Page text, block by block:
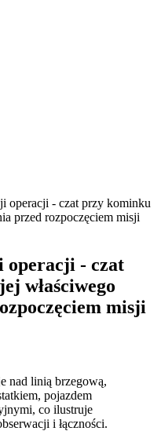
operacji - czat przy kominku
przed rozpoczęciem misji
operacji - czat
właściwego
misji